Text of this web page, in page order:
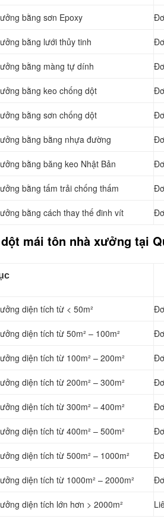
bằng sơn Epoxy
bằng lưới thủy tinh
bằng màng tự dính
bằng keo chống dột
bằng sơn chống dột
bằng bằng nhựa đường
bằng băng keo Nhật Bản
bằng tấm trải chống thấm
bằng cách thay thế đinh vít
mái tôn nhà xưởng tại
diện tích từ < 50m²
diện tích từ 50m² – 100m²
diện tích từ 100m² – 200m²
diện tích từ 200m² – 300m²
diện tích từ 300m² – 400m²
diện tích từ 400m² – 500m²
diện tích từ 500m² – 1000m²
diện tích từ 1000m² – 2000m²
diện tích lớn hơn > 2000m²